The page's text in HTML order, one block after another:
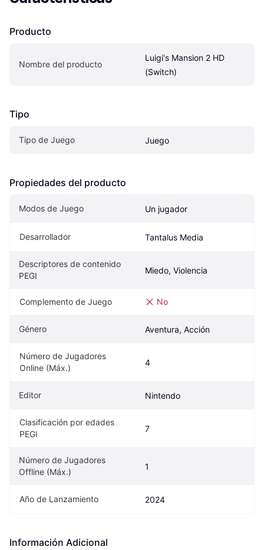
Producto
Nombre del producto
Luigi's Mansion 2 HD
(Switch)
Tipo
Tipo de Juego Juego
Propiedades del producto
Modos de Juego Un jugador
Desarrollador Tantalus Media
Descriptores de contenido
PEGI
Miedo, Violencia
Complemento de Juego No
Género Aventura, Acción
Número de Jugadores
Online (Máx.)
4
Editor Nintendo
Clasificación por edades
PEGI
7
Número de Jugadores
Offline (Máx.)
1
Año de Lanzamiento 2024
Información Adicional